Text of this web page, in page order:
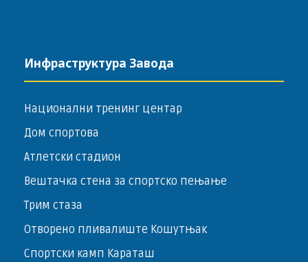
Инфраструктура Завода
Национални тренинг центар
Дом спортова
Атлетски стадион
Вештачка стена за спортско пењање
Трим стаза
Отворено пливалиште Кошутњак
Спортски камп Караташ